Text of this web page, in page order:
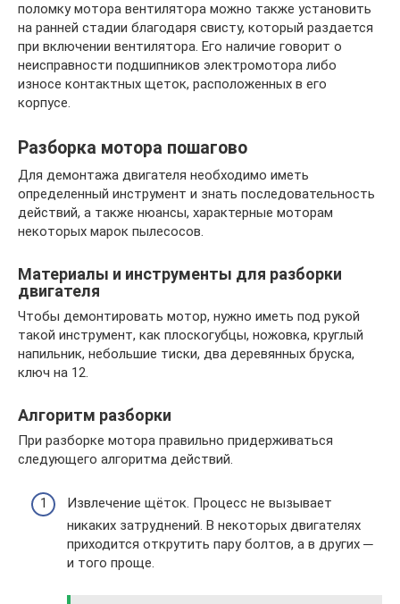
поломку мотора вентилятора можно также установить
на ранней стадии благодаря свисту, который раздается
при включении вентилятора. Его наличие говорит о
неисправности подшипников электромотора либо
износе контактных щеток, расположенных в его
корпусе.
Разборка мотора пошагово
Для демонтажа двигателя необходимо иметь
определенный инструмент и знать последовательность
действий, а также нюансы, характерные моторам
некоторых марок пылесосов.
Материалы и инструменты для разборки
двигателя
Чтобы демонтировать мотор, нужно иметь под рукой
такой инструмент, как плоскогубцы, ножовка, круглый
напильник, небольшие тиски, два деревянных бруска,
ключ на 12.
Алгоритм разборки
При разборке мотора правильно придерживаться
следующего алгоритма действий.
Извлечение щёток. Процесс не вызывает
никаких затруднений. В некоторых двигателях
приходится открутить пару болтов, а в других ─
и того проще.